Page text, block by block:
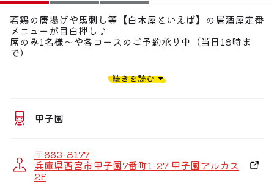
偏愛コミュニティ
投稿
偏愛スポット
若鶏の唐揚げや馬刺し等【白木屋といえば】の居酒屋定番
メニューが目白押し♪
席のみ1名様〜や各コースのご予約承り中（当日18時ま
で）
人気のハイボールやさっぱり美味しいレモンサワーも種類
■お食事会などに！2時間飲み放題付きコース
【8品】4,000円
・刺身4種盛り合せと近江牛の陶板焼の満喫コース【8
品】5,000円
続きを読む
甲子園
〒663-8177
兵庫県西宮市甲子園7番町1-27 甲子園アルカス
2F